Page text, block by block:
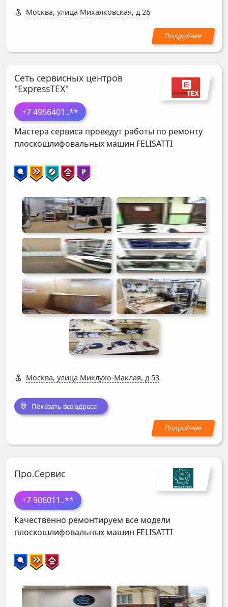
Москва, улица Михалковская, д 26
Сеть сервисных центров
"ExpressTEX"
+7 4956401..**
Мастера сервиса проведут работы по ремонту
плоскошлифовальных машин FELISATTI
Москва, улица Миклухо-Маклая, д 53
Показать все адреса
Про.Сервис
+7 906011..**
Качественно ремонтируем все модели
плоскошлифовальных машин FELISATTI